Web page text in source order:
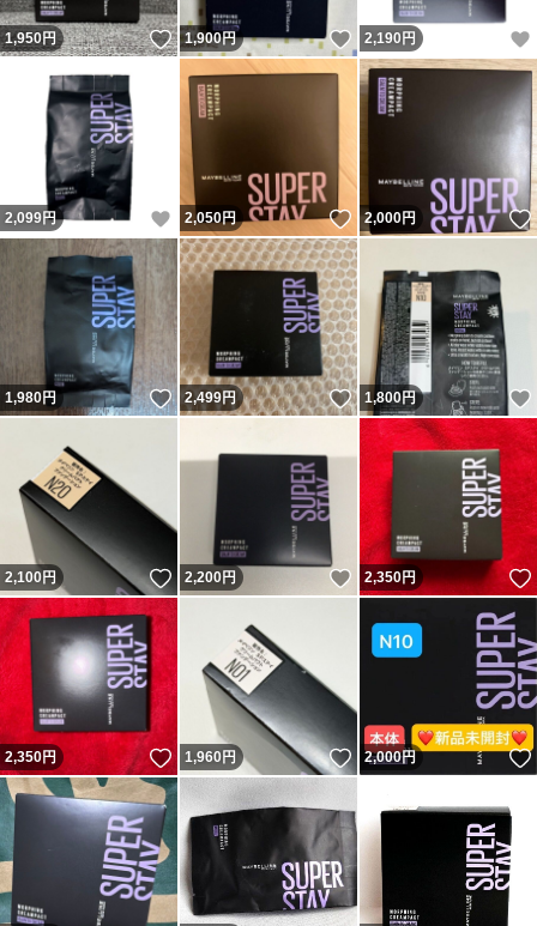
1,950円 いいね！
1,900円 いいね！
2,190 円
2,099円 いいね！
2,050円 いいね！
2,000円
1,980円 いいね！
2,499円 いいね！
1,800円
2,100円 いいね！
2,200円 いいね！
2,350円
2,350円 いいね！
1,960 円 いいね！
2,000円